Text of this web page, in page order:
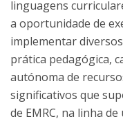
linguagens
a oportunidade de
implementar
prática pedagógica,
autónoma de
significativos que
de EMRC, na linha